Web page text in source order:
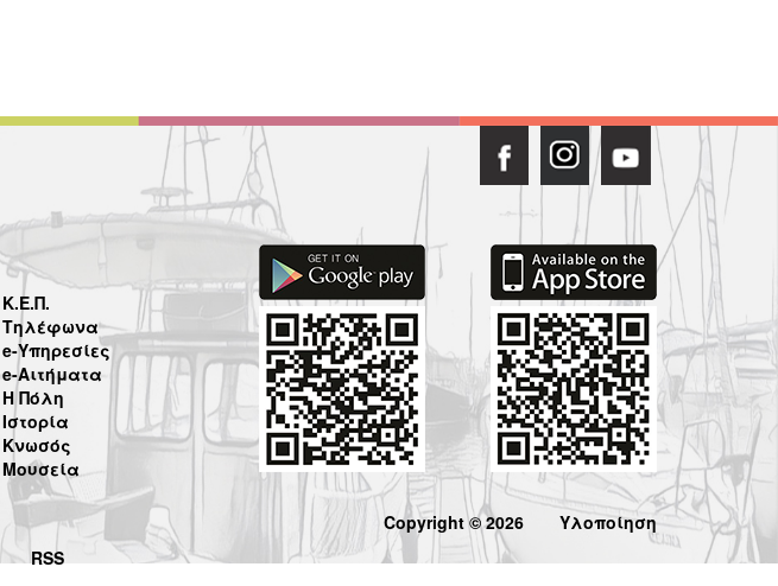
Κ.Ε.Π.
Τηλέφωνα
e-Υπηρεσίες
e-Αιτήματα
Η Πόλη
Ιστορία
Κνωσός
Μουσεία
RSS
Copyright © 2026 Υλοποίηση